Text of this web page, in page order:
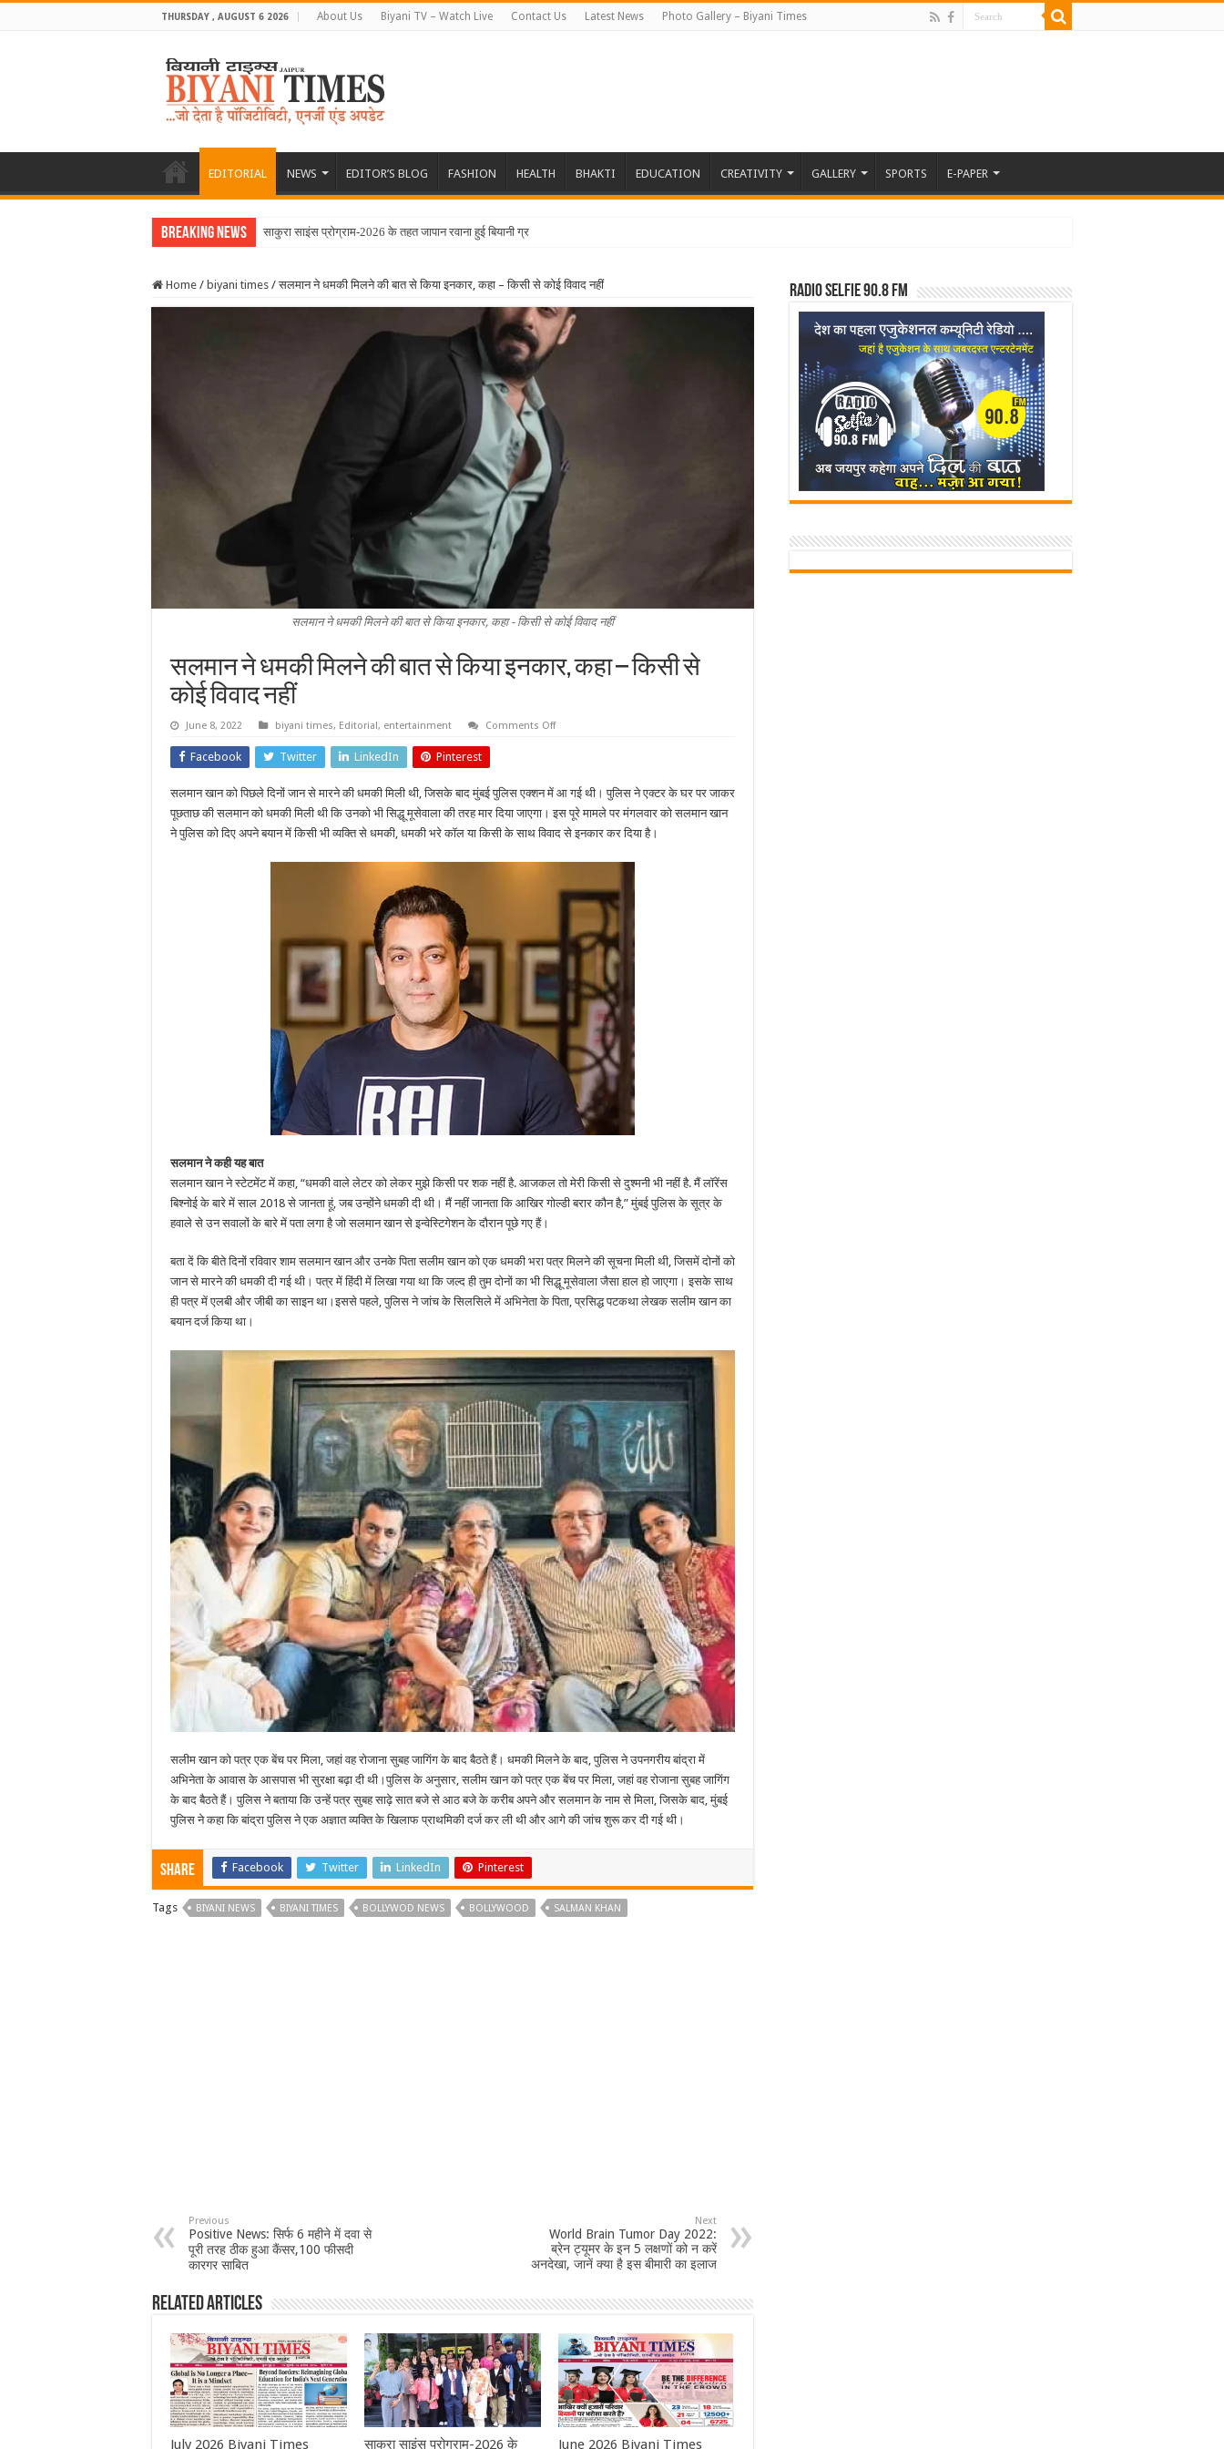
THURSDAY , AUGUST 6 2026 About Us Biyani TV – Watch Live Contact Us Latest News Photo Gallery – Biyani Times
EDITORIAL NEWS EDITOR’S BLOG FASHION HEALTH BHAKTI EDUCATION CREATIVITY GALLERY SPORTS E-PAPER
Breaking News साकुरा साइंस प्रोग्राम-2026 के तहत जापान रवाना हुई बियानी ग्रुप ऑफ कॉलेजेज की छात्रा
Home / biyani times / सलमान ने धमकी मिलने की बात से किया इनकार, कहा – किसी से कोई विवाद नहीं
सलमान ने धमकी मिलने की बात से किया इनकार, कहा - किसी से कोई विवाद नहीं
सलमान ने धमकी मिलने की बात से किया इनकार, कहा – किसी से
कोई विवाद नहीं
June 8, 2022 biyani times, Editorial, entertainment Comments Offon
बात
से
किया
इनकार,
कोई
विवाद
Facebook Twitter LinkedIn Pinterest
सलमान खान को पिछले दिनों जान से मारने की धमकी मिली थी, जिसके बाद मुंबई पुलिस एक्शन में आ गई थी। पुलिस ने एक्टर के घर पर जाकर
पूछताछ की सलमान को धमकी मिली थी कि उनको भी सिद्धू मूसेवाला की तरह मार दिया जाएगा। इस पूरे मामले पर मंगलवार को सलमान खान
ने पुलिस को दिए अपने बयान में किसी भी व्यक्ति से धमकी, धमकी भरे कॉल या किसी के साथ विवाद से इनकार कर दिया है।
सलमान ने कही यह बात
सलमान खान ने स्टेटमेंट में कहा, “धमकी वाले लेटर को लेकर मुझे किसी पर शक नहीं है. आजकल तो मेरी किसी से दुश्मनी भी नहीं है. मैं लॉरेंस
बिश्नोई के बारे में साल 2018 से जानता हूं, जब उन्होंने धमकी दी थी। मैं नहीं जानता कि आखिर गोल्डी बरार कौन है,” मुंबई पुलिस के सूत्र के
हवाले से उन सवालों के बारे में पता लगा है जो सलमान खान से इन्वेस्टिगेशन के दौरान पूछे गए हैं।
बता दें कि बीते दिनों रविवार शाम सलमान खान और उनके पिता सलीम खान को एक धमकी भरा पत्र मिलने की सूचना मिली थी, जिसमें दोनों को
जान से मारने की धमकी दी गई थी। पत्र में हिंदी में लिखा गया था कि जल्द ही तुम दोनों का भी सिद्धू मूसेवाला जैसा हाल हो जाएगा। इसके साथ
ही पत्र में एलबी और जीबी का साइन था।इससे पहले, पुलिस ने जांच के सिलसिले में अभिनेता के पिता, प्रसिद्ध पटकथा लेखक सलीम खान का
बयान दर्ज किया था।
सलीम खान को पत्र एक बेंच पर मिला, जहां वह रोजाना सुबह जागिंग के बाद बैठते हैं। धमकी मिलने के बाद, पुलिस ने उपनगरीय बांद्रा में
अभिनेता के आवास के आसपास भी सुरक्षा बढ़ा दी थी।पुलिस के अनुसार, सलीम खान को पत्र एक बेंच पर मिला, जहां वह रोजाना सुबह जागिंग
के बाद बैठते हैं। पुलिस ने बताया कि उन्हें पत्र सुबह साढ़े सात बजे से आठ बजे के करीब अपने और सलमान के नाम से मिला, जिसके बाद, मुंबई
पुलिस ने कहा कि बांद्रा पुलिस ने एक अज्ञात व्यक्ति के खिलाफ प्राथमिकी दर्ज कर ली थी और आगे की जांच शुरू कर दी गई थी।
Share Facebook Twitter LinkedIn Pinterest
Tags BIYANI NEWS BIYANI TIMES BOLLYWOD NEWS BOLLYWOOD SALMAN KHAN
Previous
Positive News: सिर्फ 6 महीने में दवा से
पूरी तरह ठीक हुआ कैंसर,100 फीसदी
कारगर साबित
Next
World Brain Tumor Day 2022:
ब्रेन ट्यूमर के इन 5 लक्षणों को न करें
अनदेखा, जानें क्या है इस बीमारी का इलाज
Related Articles
July 2026 Biyani Times साकुरा साइंस प्रोग्राम-2026 के June 2026 Biyani Times
Radio Selfie 90.8 FM